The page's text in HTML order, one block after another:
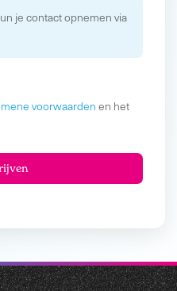
je contact opnemen via
voorwaarden en het